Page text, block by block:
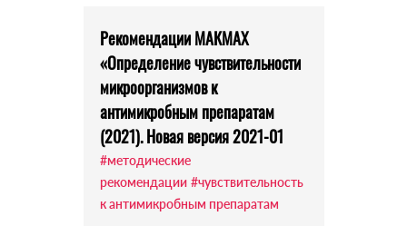
Рекомендации МАКМАХ
«Определение чувствительности
микроорганизмов к
антимикробным препаратам
(2021). Новая версия 2021-01
#методические
рекомендации #чувствительность
к антимикробным препаратам